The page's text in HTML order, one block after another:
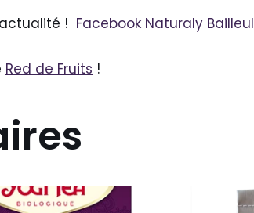
! Facebook Naturaly Bailleul
Red de Fruits !